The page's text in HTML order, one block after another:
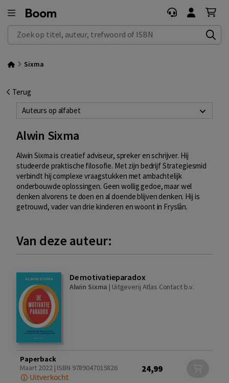
Zoek op titel, auteur, trefwoord of ISBN
Sixma
Terug
Auteurs op alfabet
Alwin Sixma
Alwin Sixma is creatief adviseur, spreker en schrijver. Hij
studeerde praktische filosofie. Met zijn bedrijf Strategiesmid
verbindt hij complexe vraagstukken met ambachtelijk
onderbouwde oplossingen. Geen wollig gedoe, maar wel
denken alvorens te doen en al doende blijven denken. Hij is
getrouwd, vader van drie kinderen en woont in Fryslân.
Van deze auteur:
De motivatieparadox
Alwin Sixma | Uitgeverij Atlas Contact b.v.
Paperback
Maart 2022 | ISBN 9789047015826
Uitverkocht
24,99